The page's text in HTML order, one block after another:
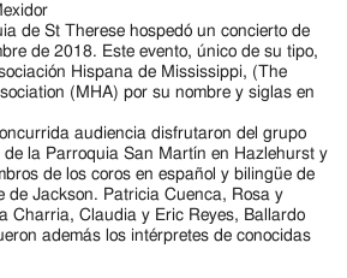
de St Therese hospedó un concierto de
de 2018. Este evento, único de su tipo,
Hispana de Mississippi, (The
(MHA) por su nombre y siglas en
audiencia disfrutaron del grupo
de la Parroquia San Martín en Hazlehurst y
de los coros en español y bilingüe de
de Jackson. Patricia Cuenca, Rosa y
Charria, Claudia y Eric Reyes, Ballardo
además los intérpretes de conocidas